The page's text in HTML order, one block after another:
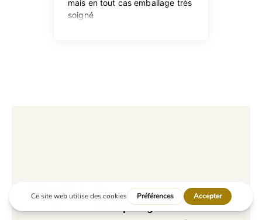
Boutique
Informations
Légales
NOUS
CONTACTER